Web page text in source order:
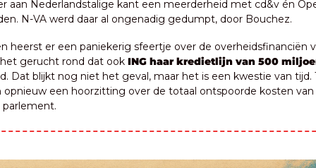
aan Nederlandstalige kant een meerderheid met cd&v én
N-VA werd daar al ongenadig gedumpt, door Bouchez.
heerst er een paniekerig sfeertje over de overheidsfinanciën
gerucht rond dat ook ING haar kredietlijn van 500
Dat blijkt nog niet het geval, maar het is een kwestie van tijd.
opnieuw een hoorzitting over de totaal ontspoorde kosten van
parlement.